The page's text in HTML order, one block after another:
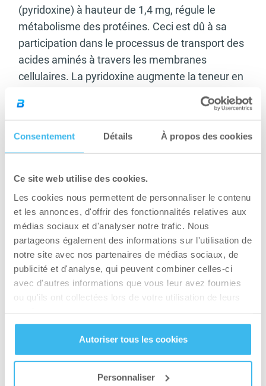
Consentement Détails À propos des cookies
Ce site web utilise des cookies.
Les cookies nous permettent de personnaliser le contenu
et les annonces, d'offrir des fonctionnalités relatives aux
médias sociaux et d'analyser notre trafic. Nous
partageons également des informations sur l'utilisation de
notre site avec nos partenaires de médias sociaux, de
publicité et d'analyse, qui peuvent combiner celles-ci
avec d'autres informations que vous leur avez fournies
ou qu'ils ont collectées lors de votre utilisation de leurs
Autoriser tous les cookies
Personnaliser
(pyridoxine) à hauteur de 1,4 mg, régule le
métabolisme des protéines. Ceci est dû à sa
participation dans le processus de transport des
acides aminés à travers les membranes
cellulaires. La pyridoxine augmente la teneur en
créatine dans le muscle strié, qui joue un rôle
important dans la contraction musculaire. Il
lipides, améliore l’absorption des acides gras
également.
Enfin, la
glutamine
est aussi un
acide
aminé qui a
un effet
est donc